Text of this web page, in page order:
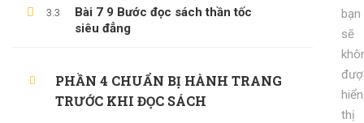
3.3
Bài 7 9 Bước đọc sách thần tốc
siêu đẳng
PHẦN 4 CHUẨN BỊ HÀNH TRANG
TRƯỚC KHI ĐỌC SÁCH
bạn
sẽ
hiển
thị
600,000 ₫99,000 ₫